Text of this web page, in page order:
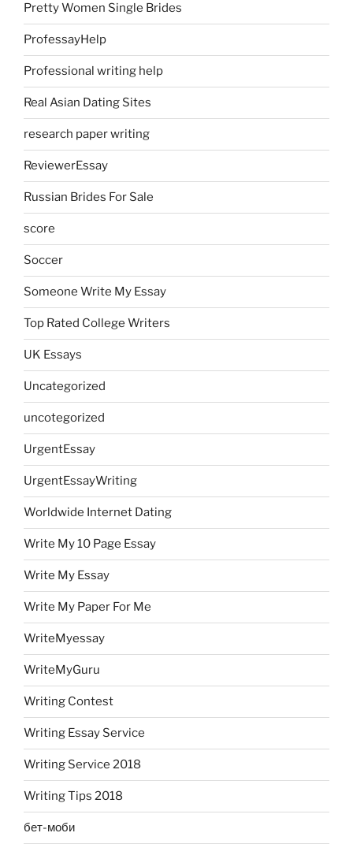
Pretty Women Single Brides
ProfessayHelp
Professional writing help
Real Asian Dating Sites
research paper writing
ReviewerEssay
Russian Brides For Sale
score
Soccer
Someone Write My Essay
Top Rated College Writers
UK Essays
Uncategorized
uncotegorized
UrgentEssay
UrgentEssayWriting
Worldwide Internet Dating
Write My 10 Page Essay
Write My Essay
Write My Paper For Me
WriteMyessay
WriteMyGuru
Writing Contest
Writing Essay Service
Writing Service 2018
Writing Tips 2018
бет-моби